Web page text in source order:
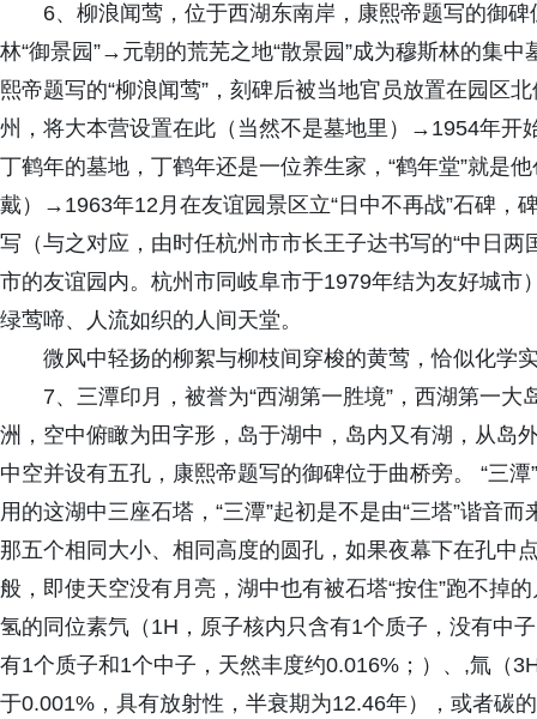
6、柳浪闻莺，位于西湖东南岸，康熙帝题写的御
林“御景园”→元朝的荒芜之地“散景园”成为穆斯林的集
熙帝题写的“柳浪闻莺”，刻碑后被当地官员放置在园区
州，将大本营设置在此（当然不是墓地里）→1954年开
丁鹤年的墓地，丁鹤年还是一位养生家，“鹤年堂”就是
戴）→1963年12月在友谊园景区立“日中不再战”石碑，
写（与之对应，由时任杭州市市长王子达书写的“中日
市的友谊园内。杭州市同岐阜市于1979年结为友好城
绿莺啼、人流如织的人间天堂。
微风中轻扬的柳絮与柳枝间穿梭的黄莺，恰似化学
7、三潭印月，被誉为“西湖第一胜境”，西湖第一
洲，空中俯瞰为田字形，岛于湖中，岛内又有湖，从岛
中空并设有五孔，康熙帝题写的御碑位于曲桥旁。 “三
用的这湖中三座石塔，“三潭”起初是不是由“三塔”谐音
那五个相同大小、相同高度的圆孔，如果夜幕下在孔中
般，即使天空没有月亮，湖中也有被石塔“按住”跑不掉
氢的同位素氕（1H，原子核内只含有1个质子，没有中
有1个质子和1个中子，天然丰度约0.016%；）、,氚（
于0.001%，具有放射性，半衰期为12.46年），或者碳